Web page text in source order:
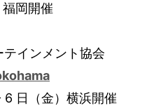
岡開催
インメント協会
日（金）横浜開催